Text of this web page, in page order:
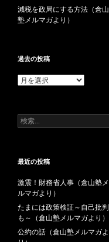
減税を政局にする方法（倉山
塾メルマガより）
過去の投稿
過
稿
検
索:
最近の投稿
激震！財務省人事（倉山塾メ
ルマガより）
たまには政策検証～自己批判
も～（倉山塾メルマガより）
公約の話（倉山塾メルマガよ